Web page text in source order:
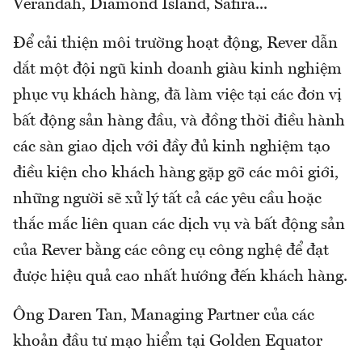
Verandah, Diamond Island, Safira...
Để cải thiện môi trường hoạt động, Rever dẫn
dắt một đội ngũ kinh doanh giàu kinh nghiệm
phục vụ khách hàng, đã làm việc tại các đơn vị
bất động sản hàng đầu, và đồng thời điều hành
các sàn giao dịch với đầy đủ kinh nghiệm tạo
điều kiện cho khách hàng gặp gỡ các môi giới,
những người sẽ xử lý tất cả các yêu cầu hoặc
thắc mắc liên quan các dịch vụ và bất động sản
của Rever bằng các công cụ công nghệ để đạt
được hiệu quả cao nhất hướng đến khách hàng.
Ông Daren Tan, Managing Partner của các
khoản đầu tư mạo hiểm tại Golden Equator